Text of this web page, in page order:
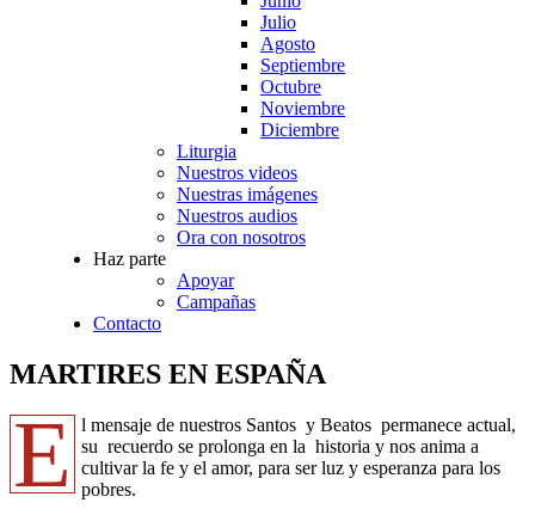
Julio
Agosto
Septiembre
Octubre
Noviembre
Diciembre
Liturgia
Nuestros videos
Nuestras imágenes
Nuestros audios
Ora con nosotros
Haz parte
Apoyar
Campañas
Contacto
MARTIRES EN ESPAÑA
E
l mensaje de nuestros Santos y Beatos permanece actual,
su recuerdo se prolonga en la historia y nos anima a
cultivar la fe y el amor, para ser luz y esperanza para los
pobres.